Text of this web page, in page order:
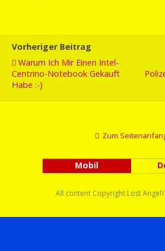
Vorheriger Beitrag
Warum Ich Mir Einen Intel-
Centrino-Notebook Gekauft
Habe :-)
Zum
Mobil
All content Copyright Lost